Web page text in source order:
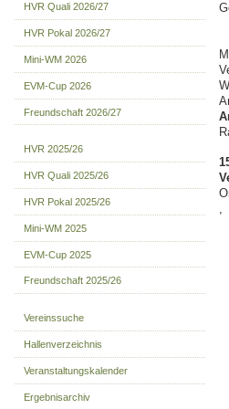
HVR Quali 2026/27
HVR Pokal 2026/27
Mini-WM 2026
EVM-Cup 2026
Freundschaft 2026/27
HVR 2025/26
HVR Quali 2025/26
HVR Pokal 2025/26
Mini-WM 2025
EVM-Cup 2025
Freundschaft 2025/26
Vereinssuche
Hallenverzeichnis
Veranstaltungskalender
Ergebnisarchiv
,